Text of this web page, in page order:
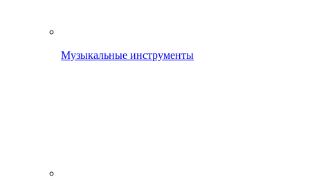
Музыкальные инструменты